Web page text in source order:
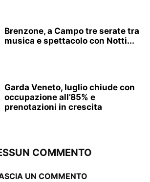
Brenzone, a Campo tre serate tra
musica e spettacolo con Notti...
Garda Veneto, luglio chiude con
occupazione all’85% e
prenotazioni in crescita
COMMENTO
UN COMMENTO